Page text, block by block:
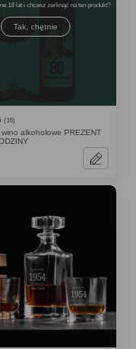
18 lat i chcesz zerknąć na ten produkt
Tak, chętnie
(16)
alkoholowe PREZENT